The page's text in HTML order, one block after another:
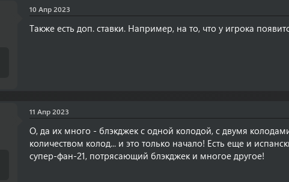
10 Апр 2023
Также есть доп. ставки. Например, на то, что у игрока
11 Апр 2023
О, да их много - блэкджек с одной колодой, с двумя
количеством колод... и это только начало! Есть еще и
супер-фан-21, потрясающий блэкджек и многое другое!